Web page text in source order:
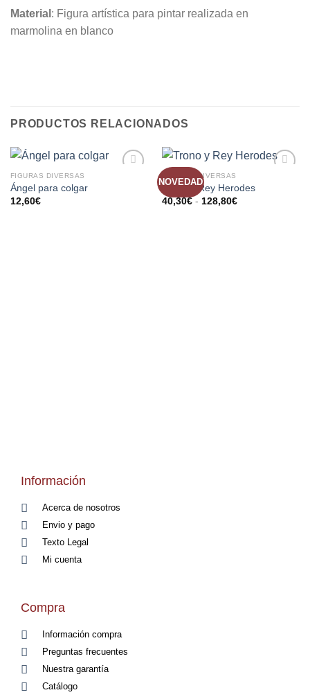
Material : Figura artística para pintar realizada en
marmolina en blanco
PRODUCTOS RELACIONADOS
FIGURAS DIVERSAS
Ángel para colgar
12,60€
NOVEDAD
FIGURAS DIVERSAS
Trono y Rey Herodes
40,30€ - 128,80€
Información
Acerca de nosotros
Envio y pago
Texto Legal
Mi cuenta
Compra
Información compra
Preguntas frecuentes
Nuestra garantía
Catálogo